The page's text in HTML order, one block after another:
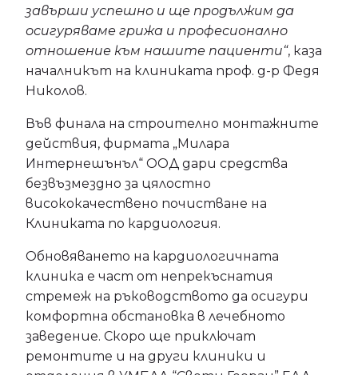
завърши успешно и ще продължим да
осигуряваме грижа и професионално
отношение към нашите пациенти“, каза
началникът на клиниката проф. д-р Федя
Николов.
Във финала на строително монтажните
действия, фирмата „Милара
Интернешънъл“ ООД дари средства
безвъзмездно за цялостно
висококачествено почистване на
Клиниката по кардиология.
Обновяването на кардиологичната
клиника е част от непрекъснатия
стремеж на ръководството да осигури
комфортна обстановка в лечебното
заведение. Скоро ще приключат
ремонтите и на други клиники и